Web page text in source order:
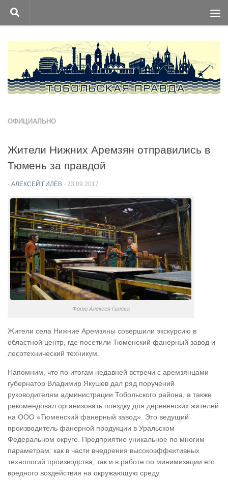
Перейти к содержимому
ОФИЦИАЛЬНО
Жители Нижних Аремзян отправились в
Тюмень за правдой
- АЛЕКСЕЙ ГИЛЁВ · 23.09.2017
Фото Алексея Гилёва
Жители села Нижние Аремзяны совершили экскурсию в
областной центр, где посетили Тюменский фанерный завод и
лесотехнический техникум.
Напомним, что по итогам недавней встречи с аремзянцами
губернатор Владимир Якушев дал ряд поручений
руководителям администрации Тобольского района, а также
рекомендовал организовать поездку для деревенских жителей
на ООО «Тюменский фанерный завод». Это ведущий
производитель фанерной продукции в Уральском
Федеральном округе. Предприятие уникальное по многим
параметрам: как в части внедрения высокоэффективных
технологий производства, так и в работе по минимизации его
вредного воздействия на окружающую среду.